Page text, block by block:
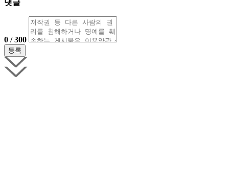
댓글
0 / 300